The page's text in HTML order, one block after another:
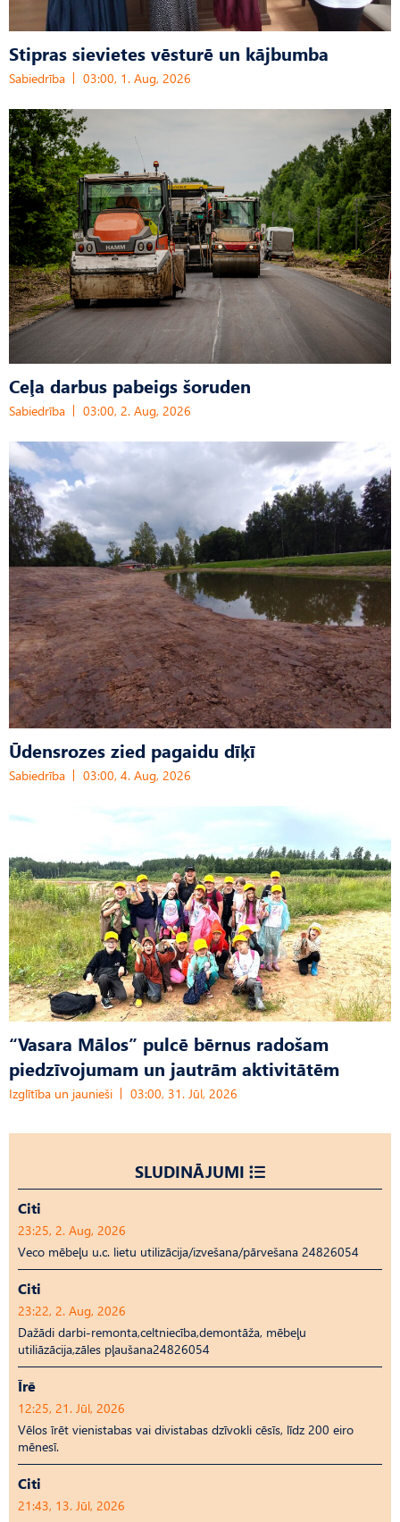
Stipras sievietes vēsturē un kājbumba
Sabiedrība 03:00, 1. Aug, 2026
Ceļa darbus pabeigs šoruden
Sabiedrība 03:00, 2. Aug, 2026
Ūdensrozes zied pagaidu dīķī
Sabiedrība 03:00, 4. Aug, 2026
“Vasara Mālos” pulcē bērnus radošam
piedzīvojumam un jautrām aktivitātēm
Izglītība un jaunieši 03:00, 31. Jūl, 2026
SLUDINĀJUMI
Citi
23:25, 2. Aug, 2026
Veco mēbeļu u.c. lietu utilizācija/izvešana/pārvešana 24826054
Citi
23:22, 2. Aug, 2026
Dažādi darbi-remonta,celtniecība,demontāža, mēbeļu
utiliāzācija,zāles pļaušana24826054
Īrē
12:25, 21. Jūl, 2026
Vēlos īrēt vienistabas vai divistabas dzīvokli cēsīs, līdz 200 eiro
mēnesī.
Citi
21:43, 13. Jūl, 2026